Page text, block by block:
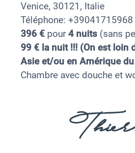
Venice, 30121, Italie
Téléphone: +39041715968
396 € pour4 nuits (sans
99 € la nuit !!! (On est loin
Asie et/ou en Amérique
Chambre avec douche et